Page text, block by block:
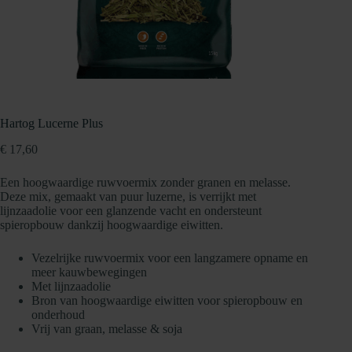
Hartog Lucerne Plus
€ 17,60
Een hoogwaardige ruwvoermix zonder granen en melasse.
Deze mix, gemaakt van puur luzerne, is verrijkt met
lijnzaadolie voor een glanzende vacht en ondersteunt
spieropbouw dankzij hoogwaardige eiwitten.
Vezelrijke ruwvoermix voor een langzamere opname en
meer kauwbewegingen
Met lijnzaadolie
Bron van hoogwaardige eiwitten voor spieropbouw en
onderhoud
Vrij van graan, melasse & soja